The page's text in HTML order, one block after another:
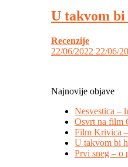
U takvom
Recenzije
22/06/2022 22/06/
Najnovije objave
Nesvestica –
Osvrt na film
Film Krivica
U takvom bi
Prvi sneg – o